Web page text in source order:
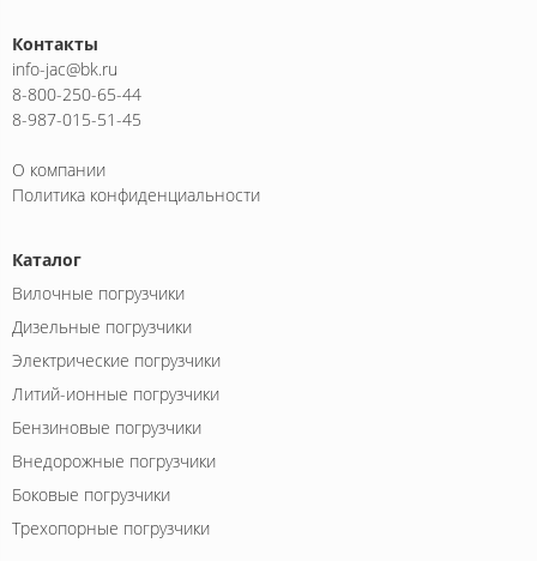
Контакты
info-jac@bk.ru
8-800-250-65-44
8-987-015-51-45
О компании
Политика конфиденциальности
Каталог
Вилочные погрузчики
Дизельные погрузчики
Электрические погрузчики
Литий-ионные погрузчики
Бензиновые погрузчики
Внедорожные погрузчики
Боковые погрузчики
Трехопорные погрузчики